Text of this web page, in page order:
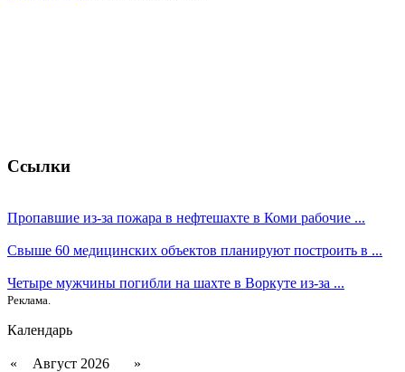
Ссылки
Пропавшие из-за пожара в нефтешахте в Коми рабочие ...
Свыше 60 медицинских объектов планируют построить в ...
Четыре мужчины погибли на шахте в Воркуте из-за ...
Реклама.
Календарь
« Август 2026
»